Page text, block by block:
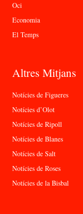
Oci
Economia
El Temps
Altres Mitjans
Notícies de Figueres
Notícies d’Olot
Notícies de Ripoll
Notícies de Blanes
Notícies de Salt
Notícies de Roses
Notícies de la Bisbal